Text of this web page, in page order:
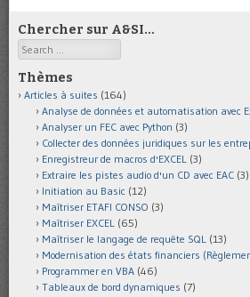
Chercher sur A&SI…
Search
Thèmes
Articles à suites (164)
Analyse de données et automatisation avec
Analyser un FEC avec Python (3)
Collecter des données juridiques sur les
Enregistreur de macros d'EXCEL (3)
Extraire les pistes audio d'un CD avec EAC (3)
Initiation au Basic (12)
Maîtriser ETAFI CONSO (3)
Maîtriser EXCEL (65)
Maîtriser le langage de requête SQL (13)
Modernisation des états financiers
Programmer en VBA (46)
Tableaux de bord dynamiques (7)